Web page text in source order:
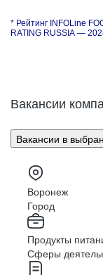
* Рейтинг INFOLine
RATING RUSSIA —
Вакансии
Вакансии в
Воронеж
Город
Продукты
Сферы